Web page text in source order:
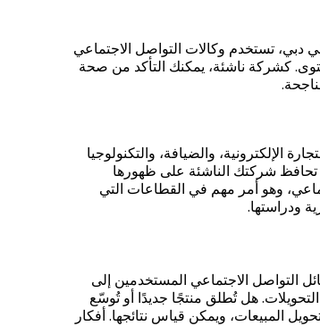
دبي، تستخدم وكالات التواصل الاجتماعي
كشركة ناشئة، يمكنك التأكد من صحة
الإلكترونية، والضيافة، والتكنولوجيا
تحافظ شركتك الناشئة على ظهورها
وهو أمر مهم في القطاعات التي
ودراستها.
التواصل الاجتماعي المستخدمين إلى
هل تُطلق منتجًا جديدًا أو تُوسّع
المبيعات، ويمكن قياس نتائجها. أفكار